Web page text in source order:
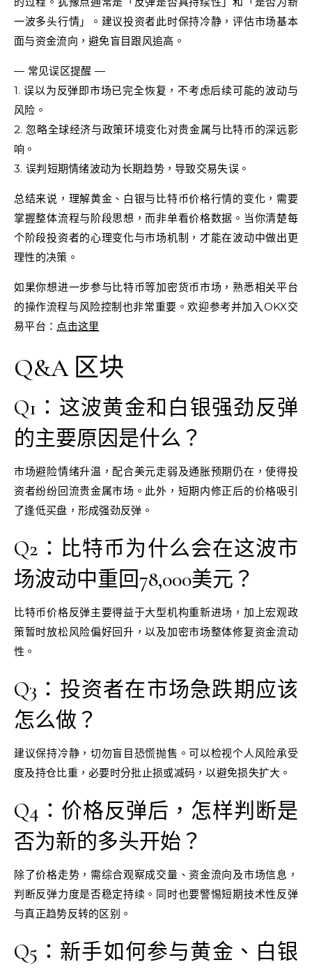
一波多头行情」。建议投资者此时保持冷静，评估市场基本
面与资金流向，避免盲目跟风追高。
— 常见误区提醒 —
1. 误以为反弹即市场已完全恢复，不考虑后续可能的波动与
风险。
2. 忽略全球经济与政策环境变化对贵金属与比特币的深远影
响。
3. 误判短期情绪波动为长期趋势，导致交易失误。
总结来说，理解黄金、白银与比特币价格行情的变化，需要
掌握整体流程与阶段思想，而非单看价格数据。当你清楚每
个阶段投资者的心理变化与市场机制，才能在波动中做出更
理性的决策。
如果你想进一步参与比特币等加密货币市场，熟悉相关平台
的操作流程与风险控制也非常重要。欢迎参考并加入OKX交
易平台： 点击这里
Q&A 区块
Q1：这波黄金和白银强劲反弹
的主要原因是什么？
市场避险情绪升温，配合美元走弱及通胀预期仍在，使得投
资者纷纷回流贵金属市场。此外，短期内修正后的价格吸引
了逢低买盘，形成强劲反弹。
Q2：比特币为什么会在这波市
场波动中重回78,000美元？
比特币价格反弹主要得益于大型机构重新进场，加上宏观政
策暂时放松风险偏好回升，以及加密市场整体修复资金流动
性。
Q3：投资者在市场急跌期应该
怎么做？
建议保持冷静，切勿盲目恐慌抛售。可以检视个人风险承受
度及持仓比重，必要时分批止损或减码，以避免损失扩大。
Q4：价格反弹后，怎样判断是
否为新的多头开始？
除了价格走势，需综合观察成交量、资金流向及市场信息，
判断反弹力度是否稳定持续。同时也要警惕短期技术性反弹
与真正趋势反转的区别。
Q5：新手如何参与黄金、白银